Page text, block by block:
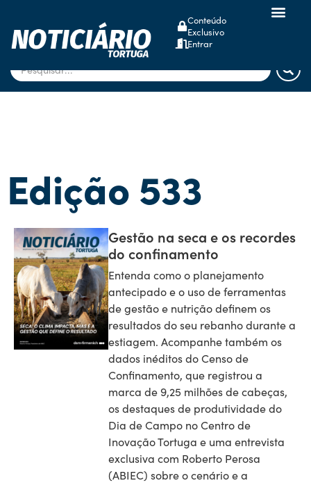
Conteúdo
Exclusivo
Entrar
Edição 533
Gestão na seca e os recordes
do confinamento
Entenda como o planejamento
antecipado e o uso de ferramentas
de gestão e nutrição definem os
resultados do seu rebanho durante a
estiagem. Acompanhe também os
dados inéditos do Censo de
Confinamento, que registrou a
marca de 9,25 milhões de cabeças,
os destaques de produtividade do
Dia de Campo no Centro de
Inovação Tortuga e uma entrevista
exclusiva com Roberto Perosa
(ABIEC) sobre o cenário e a